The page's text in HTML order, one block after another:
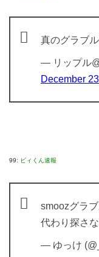
真のグラブ
— リップル
December
99: ビィくん速報
smoozグラ
代わり探さ
— ゆっけ